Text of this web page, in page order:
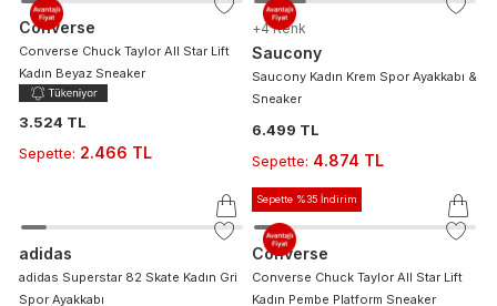
Converse
Converse Chuck Taylor All Star Lift
Kadın Beyaz Sneaker
3.524 TL
Sepette: 2.466 TL
+4 Renk
Saucony
Saucony Kadın Krem Spor Ayakkabı &
Sneaker
6.499 TL
Sepette: 4.874 TL
adidas
adidas Superstar 82 Skate Kadın Gri
Spor Ayakkabı
Sepette %35 İndirim
Converse
Converse Chuck Taylor All Star Lift
Kadın Pembe Platform Sneaker